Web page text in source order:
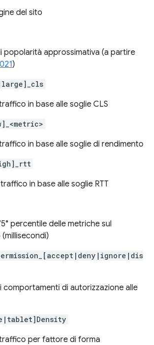
del sito
popolarità approssimativa (a partire
)
in base alle soglie CLS
in base alle soglie di rendimento
in base alle soglie RTT
percentile delle metriche sul
comportamenti di autorizzazione alle
per fattore di forma